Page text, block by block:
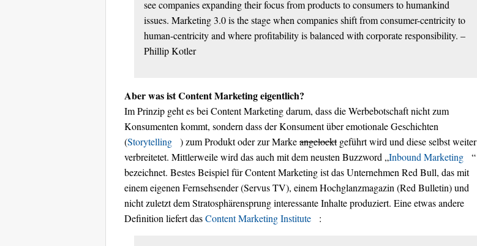
see companies expanding their focus from products to consumers to humankind
issues. Marketing 3.0 is the stage when companies shift from consumer-centricity to
human-centricity and where profitability is balanced with corporate responsibility. –
Phillip Kotler
Aber was ist Content Marketing eigentlich?
Im Prinzip geht es bei Content Marketing darum, dass die Werbebotschaft nicht zum
Konsumenten kommt, sondern dass der Konsument über emotionale Geschichten
(Storytelling ) zum Produkt oder zur Markeangelocktgeführt wird und diese selbst weiter
verbreitetet. Mittlerweile wird das auch mit dem neusten Buzzword „Inbound Marketing
“
bezeichnet. Bestes Beispiel für Content Marketing ist das Unternehmen Red Bull, das mit
einem eigenen Fernsehsender (Servus TV), einem Hochglanzmagazin (Red Bulletin) und
nicht zuletzt dem Stratosphärensprung interessante Inhalte produziert. Eine etwas andere
Definition liefert dasContent Marketing Institute :